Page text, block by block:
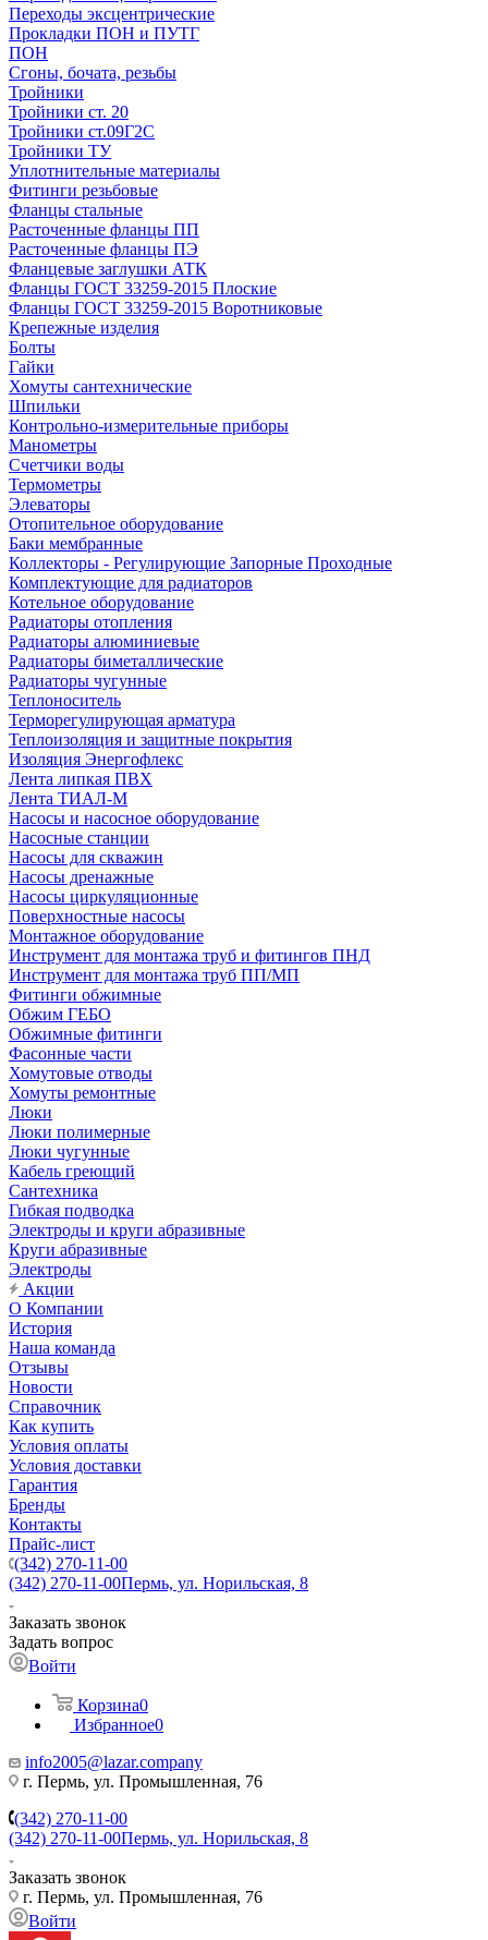
Переходы эксцентрические
Прокладки ПОН и ПУТГ
ПОН
Сгоны, бочата, резьбы
Тройники
Тройники ст. 20
Тройники ст.09Г2С
Тройники ТУ
Уплотнительные материалы
Фитинги резьбовые
Фланцы стальные
Расточенные фланцы ПП
Расточенные фланцы ПЭ
Фланцевые заглушки АТК
Фланцы ГОСТ 33259-2015 Плоские
Фланцы ГОСТ 33259-2015 Воротниковые
Крепежные изделия
Болты
Гайки
Хомуты сантехнические
Шпильки
Контрольно-измерительные приборы
Манометры
Счетчики воды
Термометры
Элеваторы
Отопительное оборудование
Баки мембранные
Коллекторы - Регулирующие Запорные Проходные
Комплектующие для радиаторов
Котельное оборудование
Радиаторы отопления
Радиаторы алюминиевые
Радиаторы биметаллические
Радиаторы чугунные
Теплоноситель
Терморегулирующая арматура
Теплоизоляция и защитные покрытия
Изоляция Энергофлекс
Лента липкая ПВХ
Лента ТИАЛ-М
Насосы и насосное оборудование
Насосные станции
Насосы для скважин
Насосы дренажные
Насосы циркуляционные
Поверхностные насосы
Монтажное оборудование
Инструмент для монтажа труб и фитингов ПНД
Инструмент для монтажа труб ПП/МП
Фитинги обжимные
Обжим ГЕБО
Обжимные фитинги
Фасонные части
Хомутовые отводы
Хомуты ремонтные
Люки
Люки полимерные
Люки чугунные
Кабель греющий
Сантехника
Гибкая подводка
Электроды и круги абразивные
Круги абразивные
Электроды
Акции
О Компании
История
Наша команда
Отзывы
Новости
Справочник
Как купить
Условия оплаты
Условия доставки
Гарантия
Бренды
Контакты
Прайс-лист
(342) 270-11-00
(342) 270-11-00Пермь, ул. Норильская, 8
Заказать звонок
Задать вопрос
Войти
Корзина0
Избранное0
info2005@lazar.company
г. Пермь, ул. Промышленная, 76
(342) 270-11-00
(342) 270-11-00Пермь, ул. Норильская, 8
Заказать звонок
г. Пермь, ул. Промышленная, 76
Войти